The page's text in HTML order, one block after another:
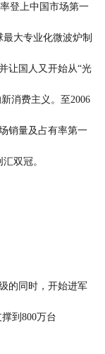
登上中国市场第一
最大专业化微波炉制
让国人又开始从“光
消费主义。至2006
销量及占有率第一
双冠。
的同时，开始进军
到800万台